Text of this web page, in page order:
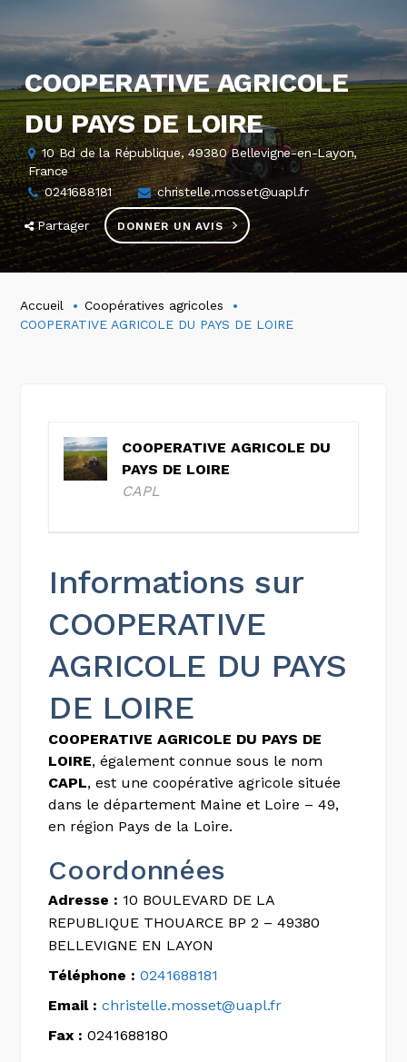
COOPERATIVE AGRICOLE
DU PAYS DE LOIRE
10 Bd de la République, 49380 Bellevigne-en-Layon,
France
0241688181
christelle.mosset@uapl.fr
Partager DONNER UN AVIS
Accueil
Coopératives agricoles
COOPERATIVE AGRICOLE DU PAYS DE LOIRE
COOPERATIVE AGRICOLE DU
PAYS DE LOIRE
CAPL
Informations sur
COOPERATIVE
AGRICOLE DU PAYS
DE LOIRE
COOPERATIVE AGRICOLE DU PAYS DE
LOIRE, également connue sous le nom
CAPL, est une coopérative agricole située
dans le département Maine et Loire – 49,
en région Pays de la Loire.
Coordonnées
Adresse : 10 BOULEVARD DE LA
REPUBLIQUE THOUARCE BP 2 – 49380
BELLEVIGNE EN LAYON
Téléphone : 0241688181
Email : christelle.mosset@uapl.fr
Fax : 0241688180